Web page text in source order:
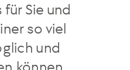
Sie und
so viel
und